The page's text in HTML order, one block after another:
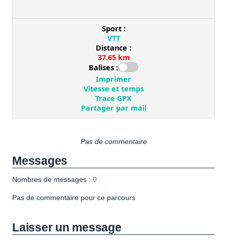
Pas de commentaire
Messages
Nombres de messages : 0
Pas de commentaire pour ce parcours
Laisser un message